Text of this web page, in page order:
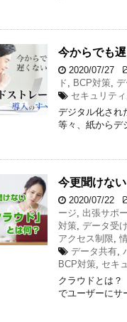
今からでも
2020/07/27
ド, BCP対策,
セキュリティ
デジタル化され
等々、紙から
今更聞けな
2020/07/22
ージ, 出張サポ
対策, データ受
アクセス制限,
データ共有,
BCP対策, セキ
クラウドとは？
でユーザーに